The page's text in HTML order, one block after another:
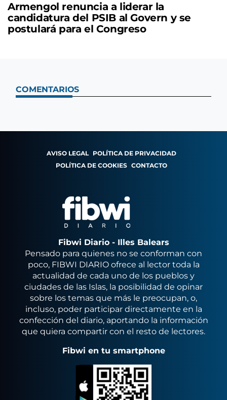
Armengol renuncia a liderar la
candidatura del PSIB al Govern y se
postulará para el Congreso
COMENTARIOS
AVISO LEGAL POLÍTICA DE PRIVACIDAD
POLÍTICA DE COOKIES CONTACTO
Fibwi Diario - Illes Balears
Pensado para quienes no se conforman con
poco, FIBWI DIARIO ofrece al lector toda la
actualidad de cada uno de los pueblos y
ciudades de las Islas, la posibilidad de opinar
sobre los temas que más le preocupan, o,
incluso, poder participar directamente en la
confección del diario, aportando la información
que quiera compartir con el resto de lectores.
Fibwi en tu smartphone